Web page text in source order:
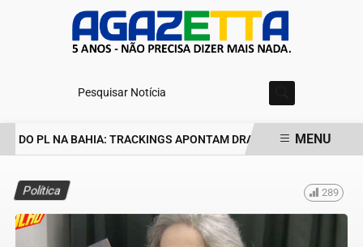
Pesquisar Notícia
DO PL NA BAHIA: TRACKINGS APONTAM DRA. RAISSA SOARES E
MENU
Política 289